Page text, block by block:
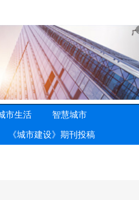
市生活 智慧城市
《城市建设》期刊投稿